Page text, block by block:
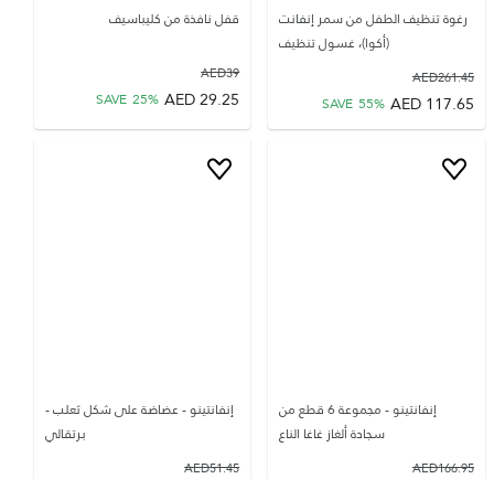
رغوة تنظيف الطفل من سمر إنفانت
(أكوا)، غسول تنظيف
261.45
AED
117.65
AED
SAVE 55%
قفل نافذة من كليباسيف
39
AED
29.25
AED
SAVE 25%
إنفانتينو - مجموعة 6 قطع من
سجادة ألغاز غاغا الناع
166.95
AED
إنفانتينو - عضاضة على شكل ثعلب -
برتقالي
51.45
AED